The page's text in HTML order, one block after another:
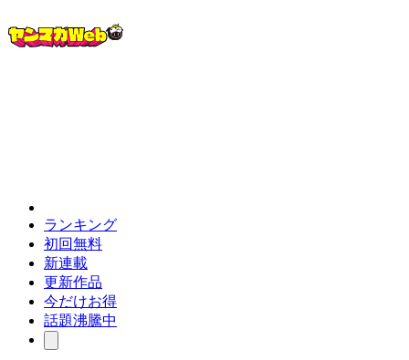
ランキング
初回無料
新連載
更新作品
今だけお得
話題沸騰中